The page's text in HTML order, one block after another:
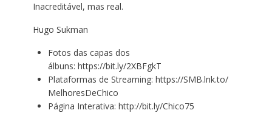
Inacreditável, mas real.
Hugo Sukman
Fotos das capas dos
álbuns: https://bit.ly/2XBFgkT
Plataformas de Streaming: https://SMB.lnk.to/
MelhoresDeChico
Página Interativa: http://bit.ly/Chico75